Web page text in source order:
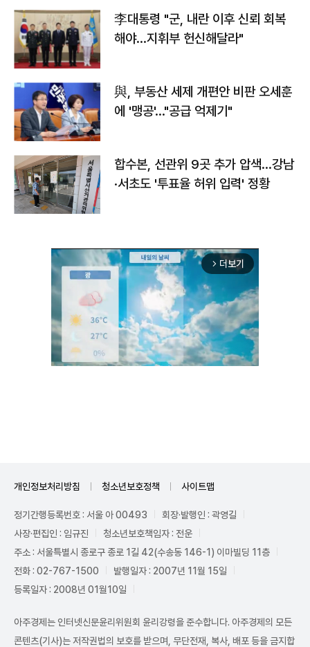
李대통령 "군, 내란 이후 신뢰 회복
해야…지휘부 헌신해달라"
與, 부동산 세제 개편안 비판 오세훈
에 '맹공'…"공급 억제기"
합수본, 선관위 9곳 추가 압색…강남
·서초도 '투표율 허위 입력' 정황
arrow_forward_ios 더보기
개인정보처리방침 청소년보호정책 사이트맵
정기간행등록번호 : 서울 아 00493
회장·발행인 : 곽영길
사장·편집인 : 임규진
청소년보호책임자 : 전운
주소 : 서울특별시 종로구 종로 1길 42(수송동 146-1) 이마빌딩 11층
전화 : 02-767-1500
발행일자 : 2007년 11월 15일
등록일자 : 2008년 01월10일
아주경제는 인터넷신문윤리위원회 윤리강령을 준수합니다. 아주경제의 모든
콘텐츠(기사)는 저작권법의 보호를 받으며, 무단전재, 복사, 배포 등을 금지합